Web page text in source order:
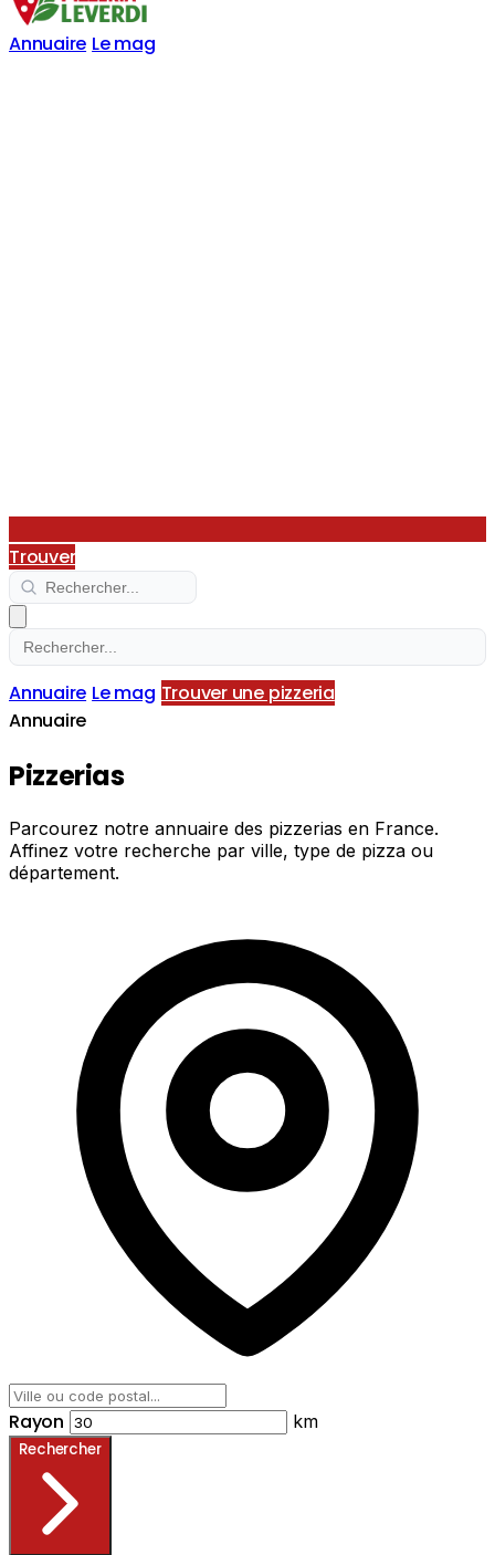
Annuaire Le mag
Trouver
Annuaire Le mag Trouver une pizzeria
Annuaire
Pizzerias
Parcourez notre annuaire des pizzerias en France.
Affinez votre recherche par ville, type de pizza ou
département.
Rayon km
Rechercher